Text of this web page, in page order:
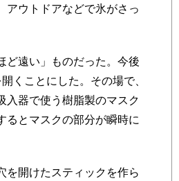
アウトドアなどで氷がさっ
遠い」ものだった。今後
くことにした。その場で、
入器で使う樹脂製のマスク
るとマスクの部分が瞬時に
開けたスティックを作ら